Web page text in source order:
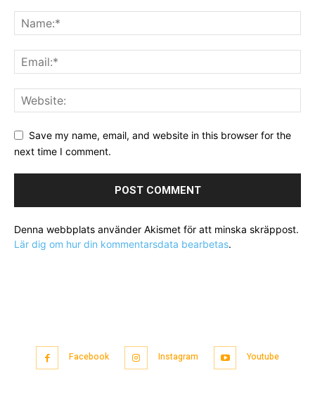
Save my name, email, and website in this browser for the
next time I comment.
Denna webbplats använder Akismet för att minska skräppost.
Lär dig om hur din kommentarsdata bearbetas.
Facebook Instagram Youtube